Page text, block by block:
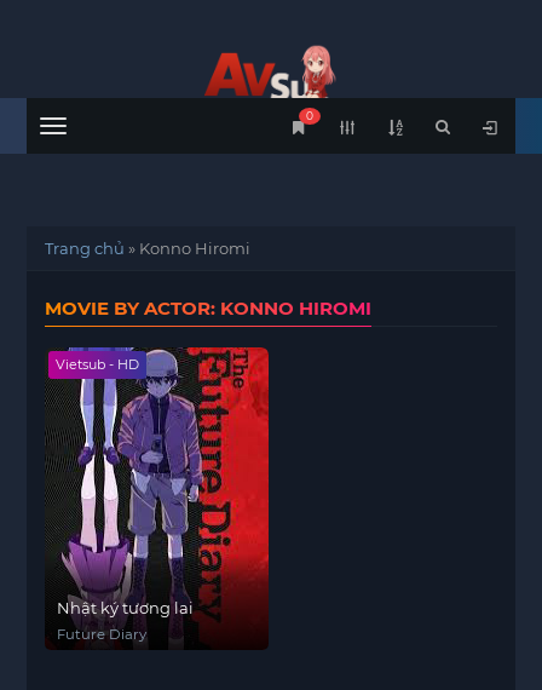
Menu
0
Trang chủ » Konno Hiromi
MOVIE BY ACTOR: KONNO HIROMI
Vietsub - HD
Nhật ký tương lai
Future Diary